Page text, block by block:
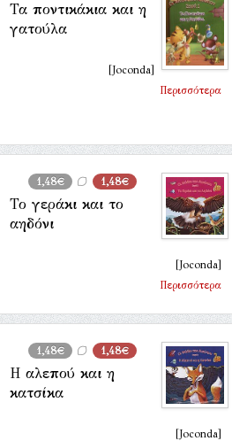
Τα ποντικάκια και η
γατούλα
[Joconda]
Περισσότερα
1,48€ 1,48€
Το γεράκι και το
αηδόνι
[Joconda]
Περισσότερα
1,48€ 1,48€
Η αλεπού και η
κατσίκα
[Joconda]